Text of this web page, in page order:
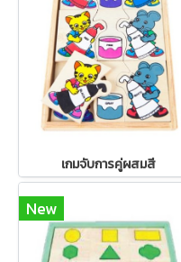
เกมจับการคู่ผสมสี
New